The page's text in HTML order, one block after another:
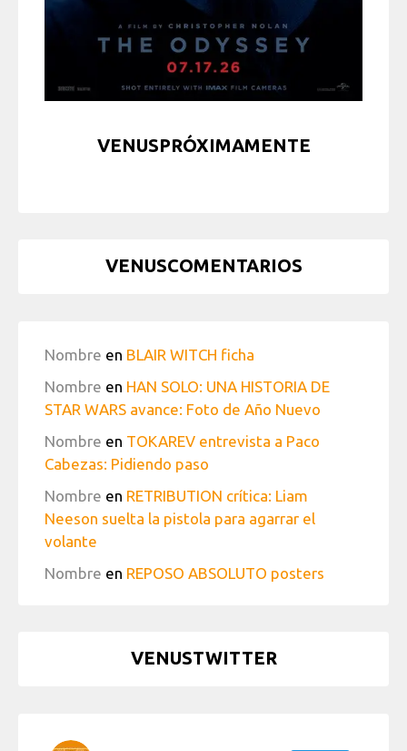
VENUSPRÓXIMAMENTE
VENUSCOMENTARIOS
Nombre en BLAIR WITCH ficha
Nombre en HAN SOLO: UNA HISTORIA DE
STAR WARS avance: Foto de Año Nuevo
Nombre en TOKAREV entrevista a Paco
Cabezas: Pidiendo paso
Nombre en RETRIBUTION crítica: Liam
Neeson suelta la pistola para agarrar el
volante
Nombre en REPOSO ABSOLUTO posters
VENUSTWITTER